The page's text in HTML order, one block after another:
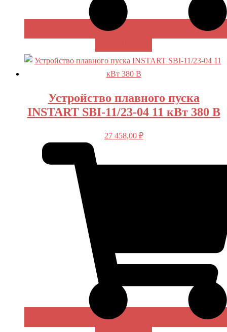
Устройство плавного пуска
INSTART SBI-11/23-04 11 кВт 380 В
27 458,00 ₽